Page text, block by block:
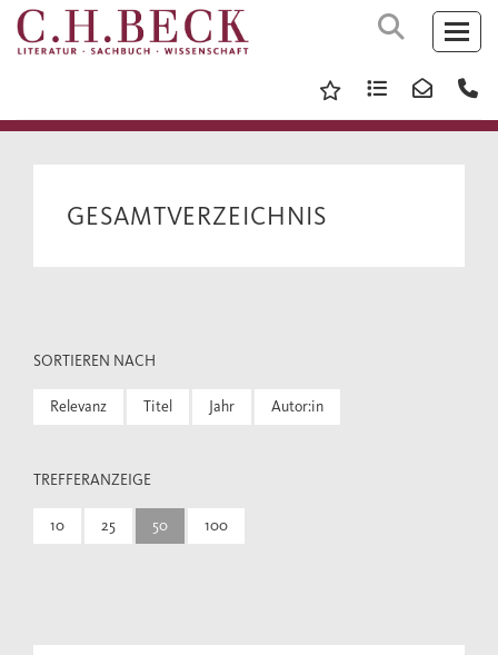
GESAMTVERZEICHNIS
SORTIEREN NACH
Relevanz Titel Jahr Autor:in
TREFFERANZEIGE
10 25 50 100